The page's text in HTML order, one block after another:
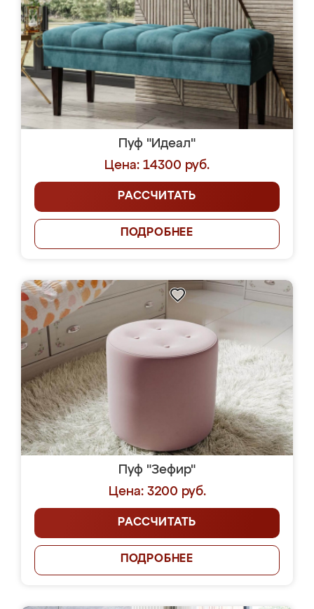
Пуф "Идеал"
Цена: 14300 руб.
РАССЧИТАТЬ
ПОДРОБНЕЕ
Пуф "Зефир"
Цена: 3200 руб.
РАССЧИТАТЬ
ПОДРОБНЕЕ